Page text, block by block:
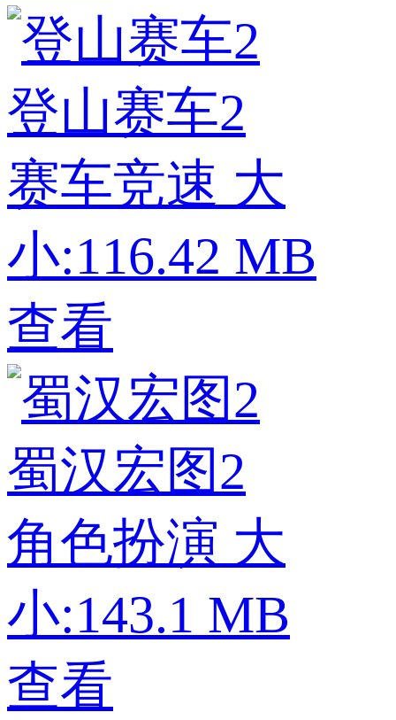
登山赛车2
赛车竞速 大
小:116.42 MB
查看
蜀汉宏图2
角色扮演 大
小:143.1 MB
查看